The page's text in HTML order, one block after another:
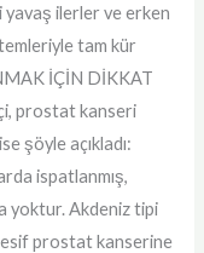
ilerler ve erken
tam kür
İÇİN DİKKAT
prostat kanseri
şöyle açıkladı:
ispatlanmış,
yoktur. Akdeniz tipi
prostat kanserine